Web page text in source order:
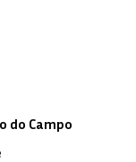
do Campo